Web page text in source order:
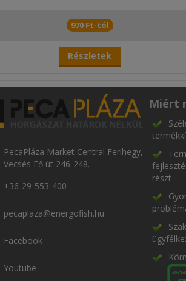
970 Ft-tól
Részletek
PecaPláza Market Central Ferihegy,
Vecsés Fő út 246-248.
+36-29-553-400
pecaplaza@energofish.hu
Facebook
Youtube
Miért
részt